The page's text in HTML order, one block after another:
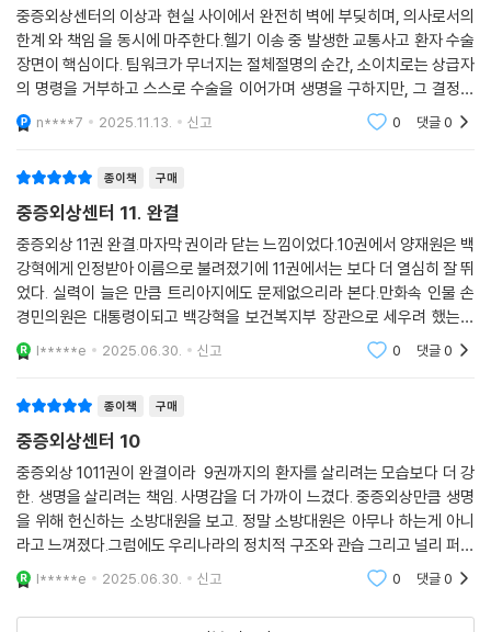
중증외상센터의 이상과 현실 사이에서 완전히 벽에 부딪히며, 의사로서의
한계 와 책임 을 동시에 마주한다.헬기 이송 중 발생한 교통사고 환자 수술
장면이 핵심이다. 팀워크가 무너지는 절체절명의 순간, 소이치로는 상급자
의 명령을 거부하고 스스로 수술을 이어가며 생명을 구하지만, 그 결정으
로 인해 병원 내 정치적 갈등이 폭발한다.
n****7 2025.11.13. 신고 0 댓글0
종이책 구매
중증외상센터 11. 완결
중증외상 11권 완결.마자막 권이라 닫는 느낌이었다.10권에서 양재원은 백
강혁에게 인정받아 이름으로 불려졌기에 11권에서는 보다 더 열심히 잘 뛰
었다. 실력이 늘은 만큼 트리아지에도 문제없으리라 본다.만화속 인물 손
경민의원은 대통령이되고 백강혁을 보건복지부 장관으로 세우려 했는데
백강혁 성격이나 캐릭터 느낌으로는 걷어차는게 당연 했지만. 자리는 받되
일은 중증외상에
l*****e 2025.06.30. 신고 0 댓글0
종이책 구매
중증외상센터 10
중증외상 1011권이 완결이라 9권까지의 환자를 살리려는 모습보다 더 강
한. 생명을 살리려는 책임. 사명감을 더 가까이 느겼다. 중증외상만큼 생명
을 위해 헌신하는 소방대원을 보고. 정말 소방대원은 아무나 하는게 아니
라고 느껴졌다.그럼에도 우리나라의 정치적 구조와 관습 그리고 널리 퍼진
외면의 눈빛이 소방대원을 가볍게 생각한다.불을 끄기위해 출동을 할때 소
방서 앞에 주차
l*****e 2025.06.30. 신고 0 댓글0